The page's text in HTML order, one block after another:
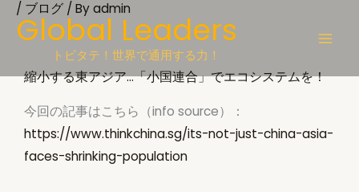
SkipGlobal Leaders
トビタテ！世界で通用する力！
/ ブログ / Byadmin
縮小する東アジア…「小国連合」でエコシステムを！
今回の記事はこちら（info source）：
https://www.thinkchina.sg/its-not-just-china-asia-
faces-shrinking-population